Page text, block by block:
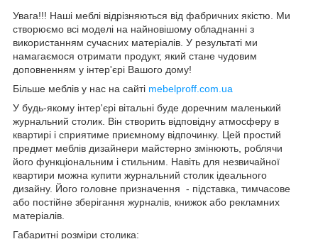
Увага!!! Наші меблі відрізняються від фабричних якістю. Ми
створюємо всі моделі на найновішому обладнанні з
використанням сучасних матеріалів. У результаті ми
намагаємося отримати продукт, який стане чудовим
доповненням у інтер'єрі Вашого дому!
Більше меблів у нас на сайті mebelproff.com.ua
У будь-якому інтер'єрі вітальні буде доречним маленький
журнальний столик. Він створить відповідну атмосферу в
квартирі і сприятиме приємному відпочинку. Цей простий
предмет меблів дизайнери майстерно змінюють, роблячи
його функціональним і стильним. Навіть для незвичайної
квартири можна купити журнальний столик ідеального
дизайну. Його головне призначення - підставка, тимчасове
або постійне зберігання журналів, книжок або рекламних
матеріалів.
Габаритні розміри столика: